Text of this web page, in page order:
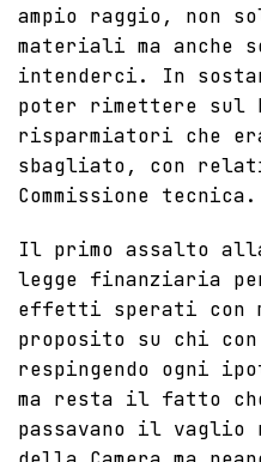
ampio raggio, non
materiali ma anche
intenderci. In
poter rimettere sul
risparmiatori che
sbagliato, con
Commissione tecnica.
Il primo assalto
legge finanziaria
effetti sperati con
proposito su chi con
respingendo ogni
ma resta il fatto
passavano il vaglio